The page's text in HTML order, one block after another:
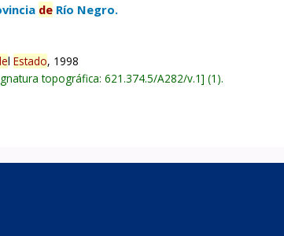
de Río Negro.
lEstado, 1998
topográfica:621.374.5/A282/v.1 (1).